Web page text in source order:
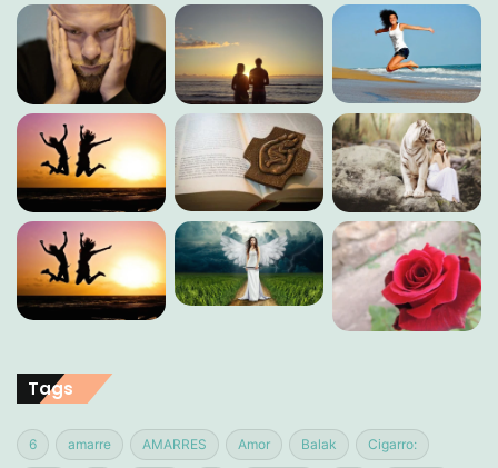
Tags
6 amarre AMARRES Amor Balak Cigarro: